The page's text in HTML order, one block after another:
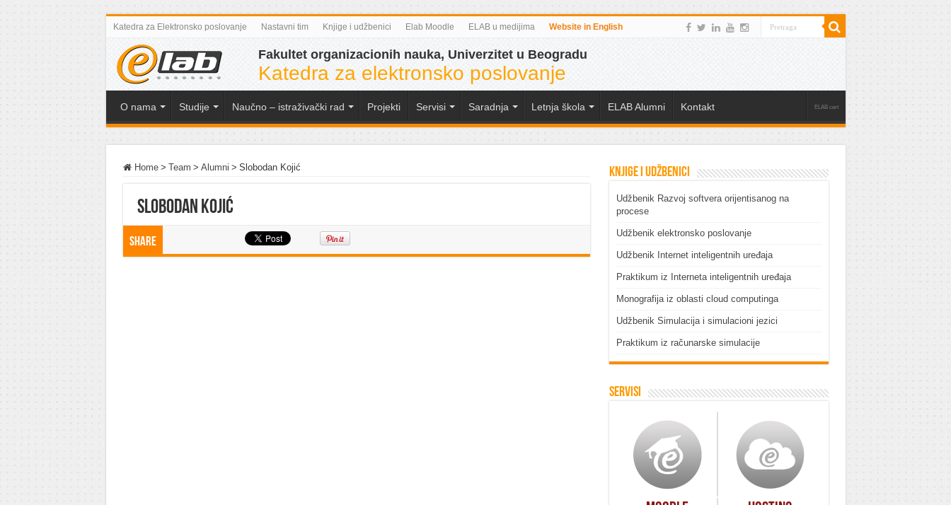
Katedra za Elektronsko poslovanje Nastavni tim Knjige i udžbenici Elab Moodle ELAB u medijima Website in English
Fakultet organizacionih nauka, Univerzitet u Beogradu
Katedra za elektronsko poslovanje
O nama Studije Naučno – istraživački rad Projekti Servisi Saradnja Letnja škola ELAB Alumni Kontakt ELAB cert
Home > Team > Alumni > Slobodan Kojić
Slobodan Kojić
Share
Knjige i udžbenici
Udžbenik Razvoj softvera orijentisanog na
procese
Udžbenik elektronsko poslovanje
Udžbenik Internet inteligentnih uređaja
Praktikum iz Interneta inteligentnih uređaja
Monografija iz oblasti cloud computinga
Udžbenik Simulacija i simulacioni jezici
Praktikum iz računarske simulacije
Servisi